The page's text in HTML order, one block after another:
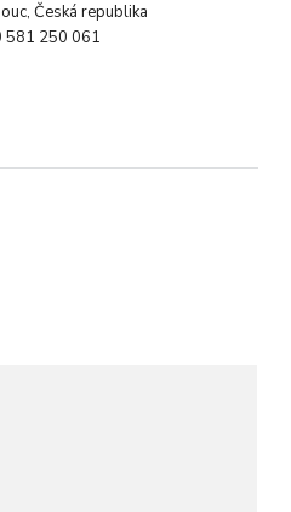
Česká republika
581 250 061